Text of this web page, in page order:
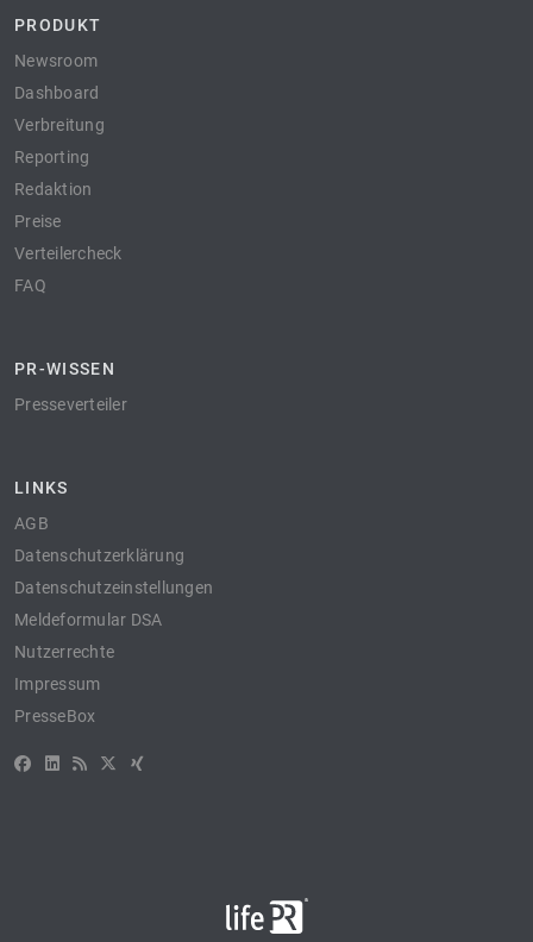
PRODUKT
Newsroom
Dashboard
Verbreitung
Reporting
Redaktion
Preise
Verteilercheck
FAQ
PR-WISSEN
Presseverteiler
LINKS
AGB
Datenschutzerklärung
Datenschutzeinstellungen
Meldeformular DSA
Nutzerrechte
Impressum
PresseBox